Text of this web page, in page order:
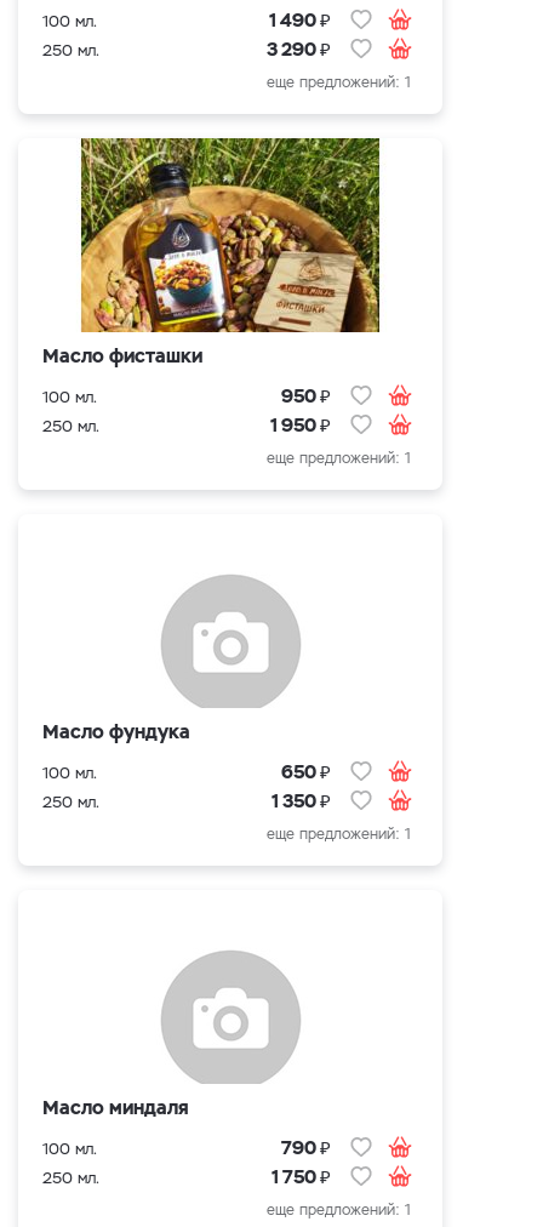
100 мл. 1 490₽
250 мл. 3 290₽
еще предложений: 1
Масло фисташки
100 мл. 950₽
250 мл. 1 950₽
еще предложений: 1
Масло фундука
100 мл. 650₽
250 мл. 1 350₽
еще предложений: 1
Масло миндаля
100 мл. 790₽
250 мл. 1 750₽
еще предложений: 1